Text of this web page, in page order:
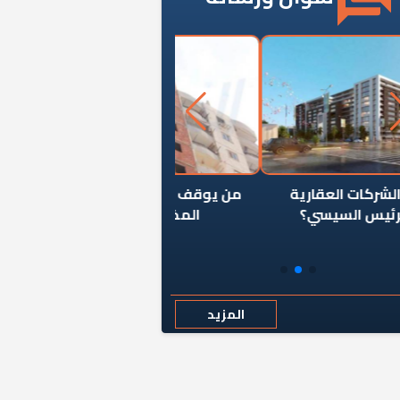
من يوقف سرطان الأبراج السكنية
المخالفة ياحكومة؟
المزيد